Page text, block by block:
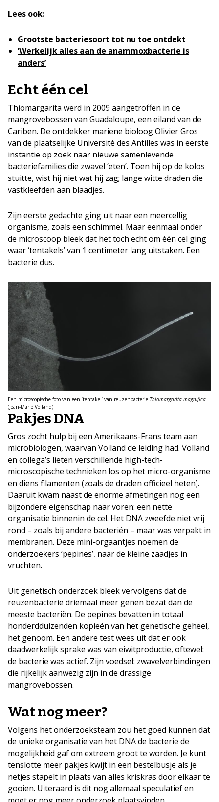
Lees ook:
Grootste bacteriesoort tot nu toe ontdekt
‘Werkelijk alles aan de anammoxbacterie is
anders’
Echt één cel
Thiomargarita werd in 2009 aangetroffen in de
mangrovebossen van Guadaloupe, een eiland van de
Cariben. De ontdekker mariene bioloog Olivier Gros
van de plaatselijke Université des Antilles was in eerste
instantie op zoek naar nieuwe samenlevende
bacteriefamilies die zwavel ‘eten’. Toen hij op de kolos
stuitte, wist hij niet wat hij zag; lange witte draden die
vastkleefden aan blaadjes.
Zijn eerste gedachte ging uit naar een meercellig
organisme, zoals een schimmel. Maar eenmaal onder
de microscoop bleek dat het toch echt om één cel ging
waar ‘tentakels’ van 1 centimeter lang uitstaken. Een
bacterie dus.
Een microscopische foto van een ’tentakel’ van reuzenbacterie Thiomargarita magnifica
(Jean-Marie Volland)
Pakjes DNA
Gros zocht hulp bij een Amerikaans-Frans team aan
microbiologen, waarvan Volland de leiding had. Volland
en collega’s lieten verschillende high-tech-
microscopische technieken los op het micro-organisme
en diens filamenten (zoals de draden officieel heten).
Daaruit kwam naast de enorme afmetingen nog een
bijzondere eigenschap naar voren: een nette
organisatie binnenin de cel. Het DNA zweefde niet vrij
rond – zoals bij andere bacteriën – maar was verpakt in
membranen. Deze mini-orgaantjes noemen de
onderzoekers ‘pepines’, naar de kleine zaadjes in
vruchten.
Uit genetisch onderzoek bleek vervolgens dat de
reuzenbacterie driemaal meer genen bezat dan de
meeste bacteriën. De pepines bevatten in totaal
honderdduizenden kopieën van het genetische geheel,
het genoom. Een andere test wees uit dat er ook
daadwerkelijk sprake was van eiwitproductie, oftewel:
de bacterie was actief. Zijn voedsel: zwavelverbindingen
die rijkelijk aanwezig zijn in de drassige
mangrovebossen.
Wat nog meer?
Volgens het onderzoeksteam zou het goed kunnen dat
de unieke organisatie van het DNA de bacterie de
mogelijkheid gaf om extreem groot te worden. Je kunt
tenslotte meer pakjes kwijt in een bestelbusje als je
netjes stapelt in plaats van alles kriskras door elkaar te
gooien. Uiteraard is dit nog allemaal speculatief en